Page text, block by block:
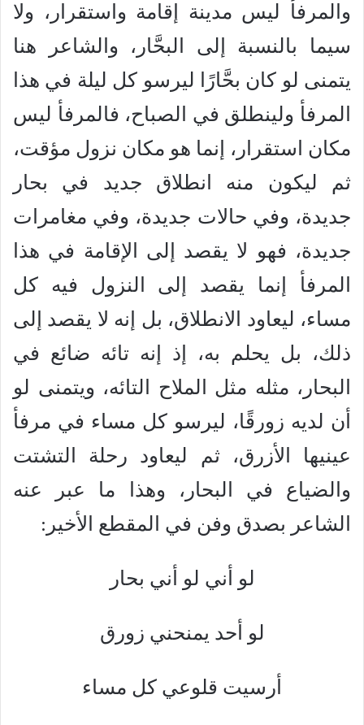
والمرفأ ليس مدينة إقامة واستقرار، ولا
سيما بالنسبة إلى البحَّار، والشاعر هنا
يتمنى لو كان بحَّارًا ليرسو كل ليلة في هذا
المرفأ ولينطلق في الصباح، فالمرفأ ليس
مكان استقرار، إنما هو مكان نزول مؤقت،
ثم ليكون منه انطلاق جديد في بحار
جديدة، وفي حالات جديدة، وفي مغامرات
جديدة، فهو لا يقصد إلى الإقامة في هذا
المرفأ إنما يقصد إلى النزول فيه كل
مساء، ليعاود الانطلاق، بل إنه لا يقصد إلى
ذلك، بل يحلم به، إذ إنه تائه ضائع في
البحار، مثله مثل الملاح التائه، ويتمنى لو
أن لديه زورقًا، ليرسو كل مساء في مرفأ
عينيها الأزرق، ثم ليعاود رحلة التشتت
والضياع في البحار، وهذا ما عبر عنه
الشاعر بصدق وفن في المقطع الأخير:
لو أني لو أني بحار
لو أحد يمنحني زورق
أرسيت قلوعي كل مساء